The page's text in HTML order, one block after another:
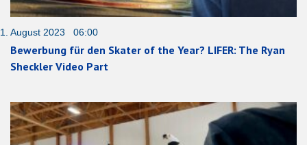
1. August 2023 06:00
Bewerbung für den Skater of the Year? LIFER: The Ryan
Sheckler Video Part